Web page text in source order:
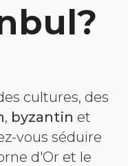
cultures, des
, byzantin et
vous séduire
d'Or et le